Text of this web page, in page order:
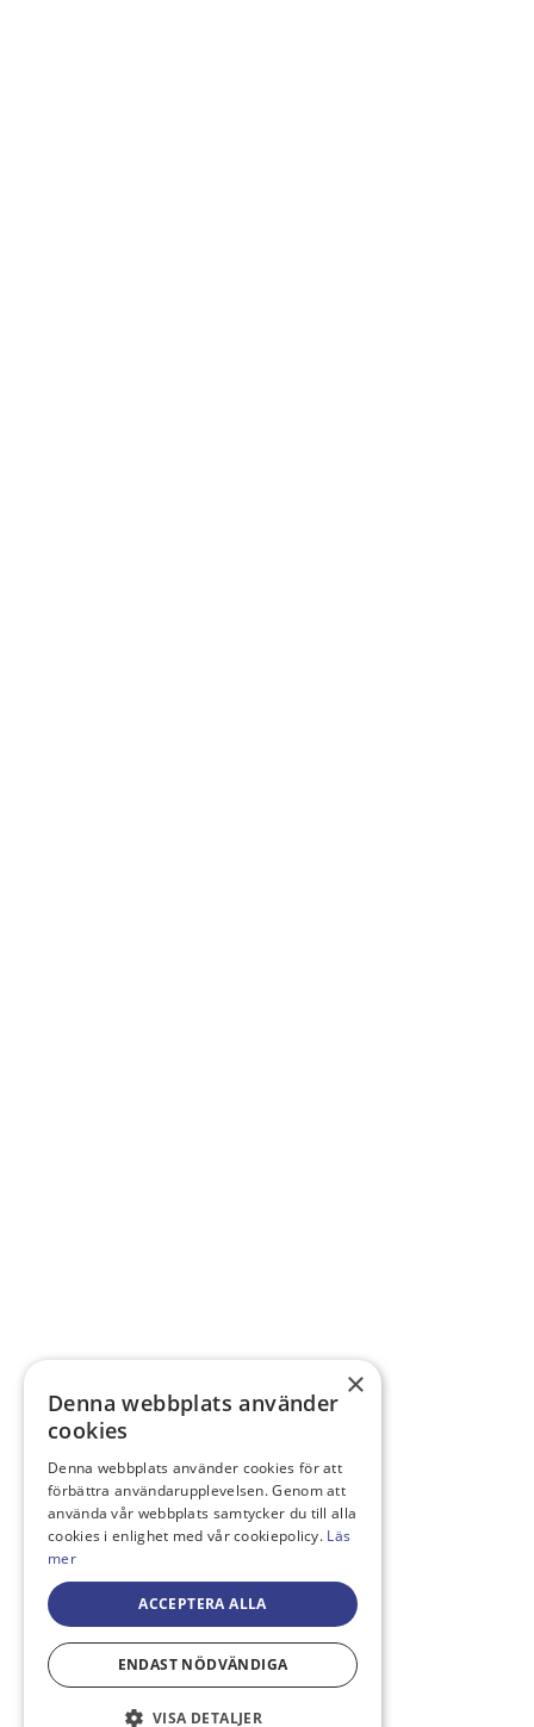
×
Denna webbplats använder
cookies
Denna webbplats använder cookies för att
förbättra användarupplevelsen. Genom att
använda vår webbplats samtycker du till alla
cookies i enlighet med vår cookiepolicy. Läs
mer
ACCEPTERA ALLA
ENDAST NÖDVÄNDIGA
VISA DETALJER